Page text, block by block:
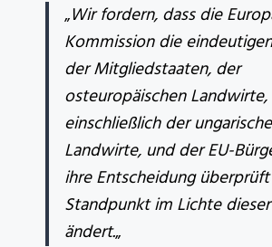
„Wir fordern, dass die
Kommission die
der Mitgliedstaaten, der
osteuropäischen Landwirte,
einschließlich der
Landwirte, und der EU-
ihre Entscheidung
Standpunkt im Lichte
ändert.„